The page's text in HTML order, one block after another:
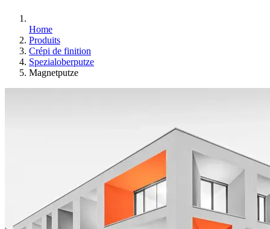
Home
Produits
Crépi de finition
Spezialoberputze
Magnetputze